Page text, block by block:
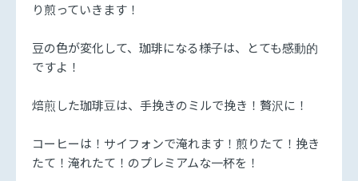
り煎っていきます！
豆の色が変化して、珈琲になる様子は、とても感動的
ですよ！
焙煎した珈琲豆は、手挽きのミルで挽き！贅沢に！
コーヒーは！サイフォンで淹れます！煎りたて！挽き
たて！淹れたて！のプレミアムな一杯を！